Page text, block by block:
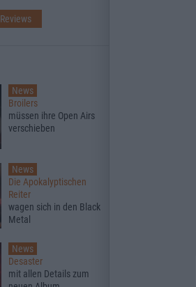
Reviews
News
Broilers
müssen ihre Open Airs
verschieben
News
Die Apokalyptischen
Reiter
wagen sich in den Black
Metal
News
Desaster
mit allen Details zum